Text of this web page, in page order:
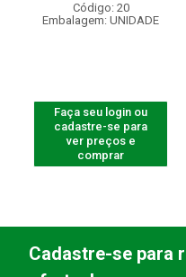
Código: 20
Embalagem: UNIDADE
Faça seu login ou
cadastre-se para
ver preços e
comprar
Cadastre-se para